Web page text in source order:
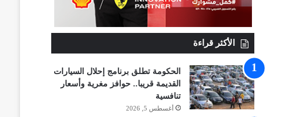
الأكثر قراءة
الحكومة تطلق برنامج إحلال السيارات
القديمة قريبا.. حوافز مغرية وأسعار
تنافسية
أغسطس 5, 2026